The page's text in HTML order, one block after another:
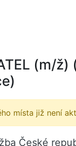
(m/ž)
místa již není
České